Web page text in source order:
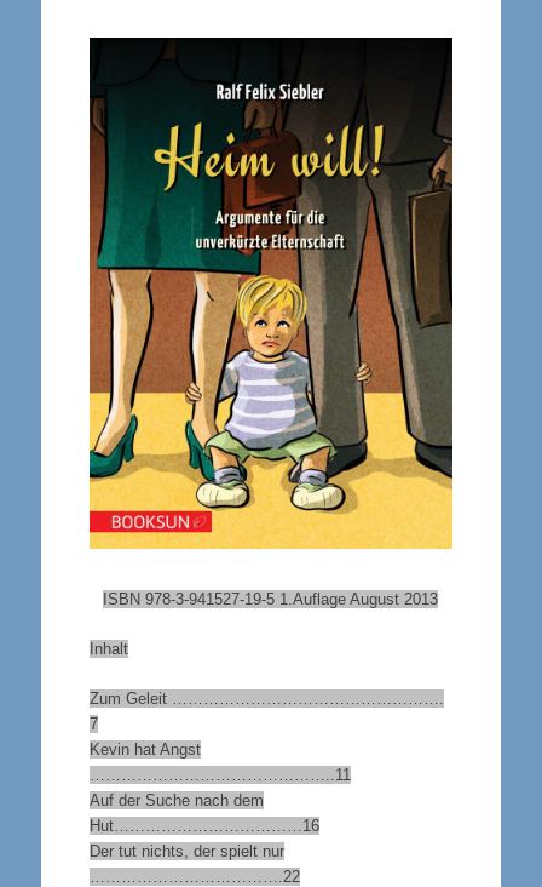
ISBN 978-3-941527-19-5 1.Auflage August 2013
Inhalt
Zum Geleit …………………………………………….
7
Kevin hat Angst
………………………………………..11
Auf der Suche nach dem
Hut………………………………16
Der tut nichts, der spielt nur
……………………………….22